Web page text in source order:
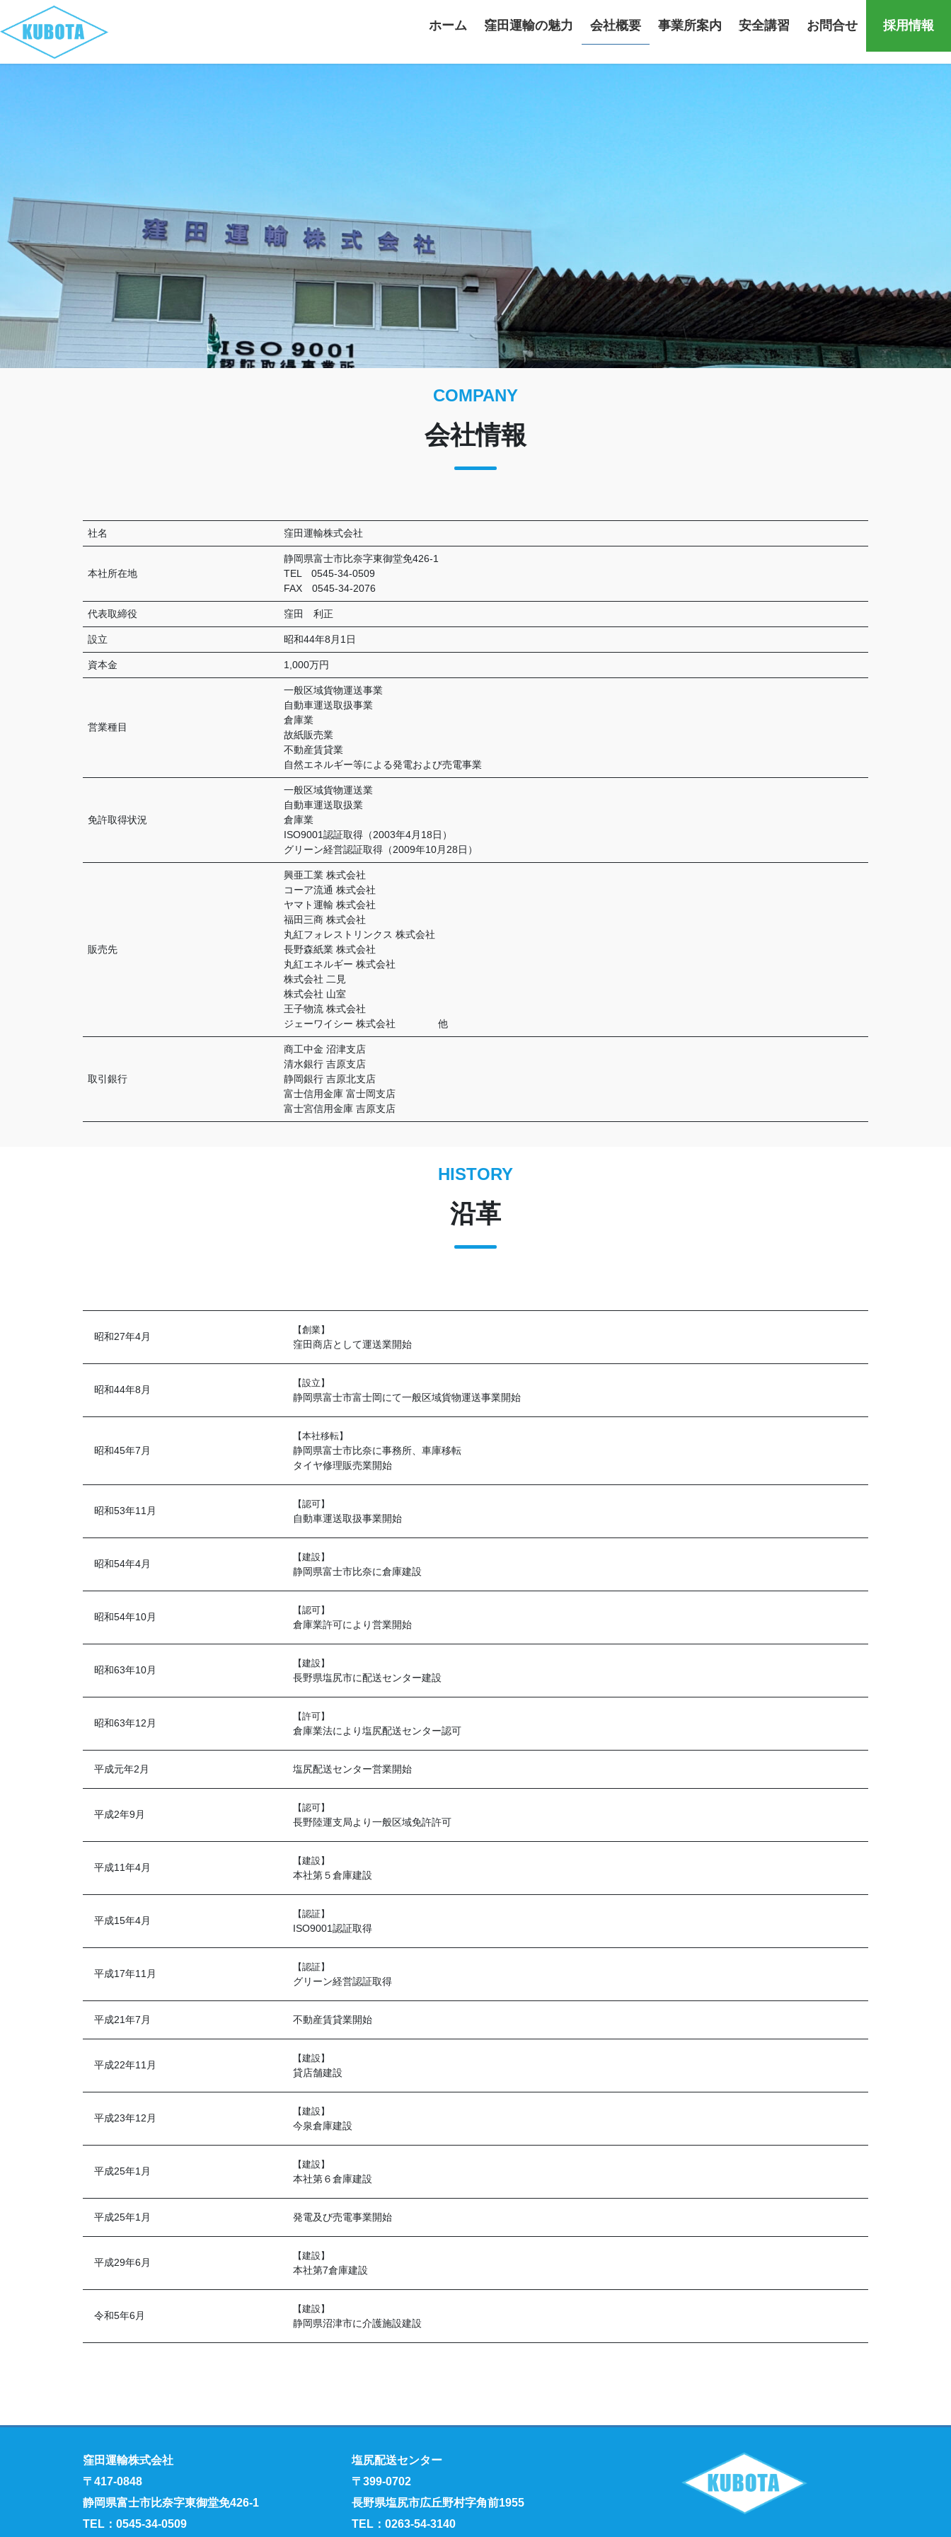
ン
ビ
ホーム 窪田運輸の魅力 会社概要 事業所案内 安全講習 お問合せ 採用情報
COMPANY
会社情報
社名 窪田運輸株式会社
本社所在地
静岡県富士市比奈字東御堂免426-1
TEL 0545-34-0509
FAX 0545-34-2076
代表取締役 窪田 利正
設立 昭和44年8月1日
資本金 1,000万円
営業種目
一般区域貨物運送事業
自動車運送取扱事業
倉庫業
故紙販売業
不動産賃貸業
自然エネルギー等による発電および売電事業
免許取得状況
一般区域貨物運送業
自動車運送取扱業
倉庫業
ISO9001認証取得（2003年4月18日）
グリーン経営認証取得（2009年10月28日）
販売先
興亜工業 株式会社
コーア流通 株式会社
ヤマト運輸 株式会社
福田三商 株式会社
丸紅フォレストリンクス 株式会社
長野森紙業 株式会社
丸紅エネルギー 株式会社
株式会社 二見
株式会社 山室
王子物流 株式会社
ジェーワイシー 株式会社 他
取引銀行
商工中金 沼津支店
清水銀行 吉原支店
静岡銀行 吉原北支店
富士信用金庫 富士岡支店
富士宮信用金庫 吉原支店
HISTORY
沿革
昭和27年4月
【創業】
窪田商店として運送業開始
昭和44年8月
【設立】
静岡県富士市富士岡にて一般区域貨物運送事業開始
昭和45年7月
【本社移転】
静岡県富士市比奈に事務所、車庫移転
タイヤ修理販売業開始
昭和53年11月
【認可】
自動車運送取扱事業開始
昭和54年4月
【建設】
静岡県富士市比奈に倉庫建設
昭和54年10月
【認可】
倉庫業許可により営業開始
昭和63年10月
【建設】
長野県塩尻市に配送センター建設
昭和63年12月
【許可】
倉庫業法により塩尻配送センター認可
平成元年2月 塩尻配送センター営業開始
平成2年9月
【認可】
長野陸運支局より一般区域免許許可
平成11年4月
【建設】
本社第５倉庫建設
平成15年4月
【認証】
ISO9001認証取得
平成17年11月
【認証】
グリーン経営認証取得
平成21年7月 不動産賃貸業開始
平成22年11月
【建設】
貸店舗建設
平成23年12月
【建設】
今泉倉庫建設
平成25年1月
【建設】
本社第６倉庫建設
平成25年1月 発電及び売電事業開始
平成29年6月
【建設】
本社第7倉庫建設
令和5年6月
【建設】
静岡県沼津市に介護施設建設
窪田運輸株式会社
〒417-0848
静岡県富士市比奈字東御堂免426-1
TEL：0545-34-0509
塩尻配送センター
〒399-0702
長野県塩尻市広丘野村字角前1955
TEL：0263-54-3140